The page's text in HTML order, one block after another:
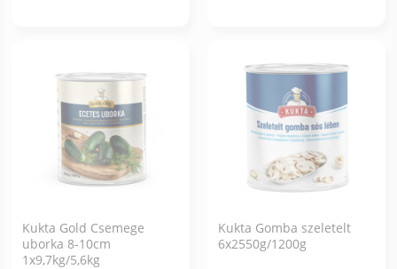
Kukta Gold Csemege
uborka 8-10cm
1x9,7kg/5,6kg
Kukta Gomba szeletelt
6x2550g/1200g